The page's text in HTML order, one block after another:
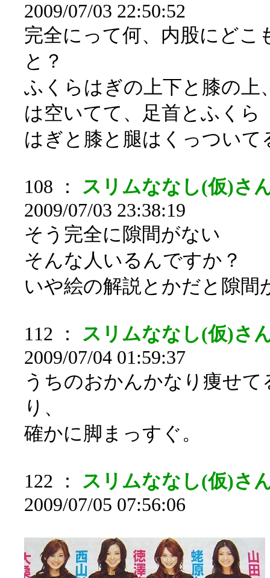
2009/07/03 22:50:52
完全にって何、内股にどこ
と？
ふくらはぎの上下と膝の上
は空いてて、足首とふくら
はぎと膝と腿はくっついて
108 ： スリムななし(仮)さ
2009/07/03 23:38:19
そう完全に隙間がない
そんな人いるんですか？
いや絵の解説とかだと隙間
112 ： スリムななし(仮)さ
2009/07/04 01:59:37
うちのおかんかなり痩せ
り、
確かに脚まっすぐ。
122 ： スリムななし(仮)さ
2009/07/05 07:56:06